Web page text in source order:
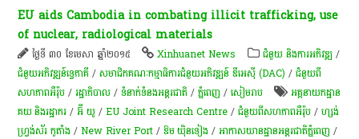
EU aids Cambodia in combating illicit trafficking, use
of nuclear, radiological materials
ថ្ងៃទី ៣០ ខែមេសា ឆ្នាំ២០១៥ Xinhuanet News ជំនួយ និងការអភិវឌ្ឍ /
ជំនួយអភិវឌ្ឍន៍ទ្វេភាគី /សមាជិកគណៈកម្មាធិការជំនួយអភិវឌ្ឍន៍ ឌីអេស៊ី (DAC) /ជំនួយពី
សហភាពអឺរ៉ុប /រដ្ឋាភិបាល /ទំនាក់ទំនងអន្តរជាតិ /ភ្នំពេញ /សៀមរាប
អគ្គនាយក​ដ្ឋាន​
គយ និង​រដ្ឋាករ​ /អ៊ី យូ /EU Joint Research Centre /ជំនួយពីសហភាពអឺរ៉ុប /ហ្សង់
ហ្វ្រង់ស័រ កូតាំង/New River Port /ឱម យ៉ិន​ទៀង /អាកាសយានដ្ឋានអន្តរជាតិភ្នំពេញ /